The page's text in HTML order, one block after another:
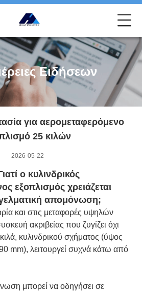
Ειδήσεων
για αερομεταφερόμενο
25 κιλών
2026-05-22
ο κυλινδρικός
εξοπλισμός χρειάζεται
απομόνωση;
και στις μεταφορές υψηλών
ακριβείας που ζυγίζει όχι
κυλινδρικού σχήματος (ύψος
mm), λειτουργεί συχνά κάτω από
μπορεί να οδηγήσει σε